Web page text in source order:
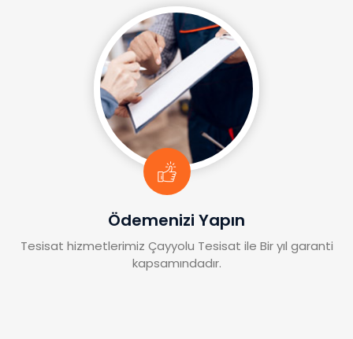
Ödemenizi Yapın
Tesisat hizmetlerimiz Çayyolu Tesisat ile Bir yıl garanti
kapsamındadır.